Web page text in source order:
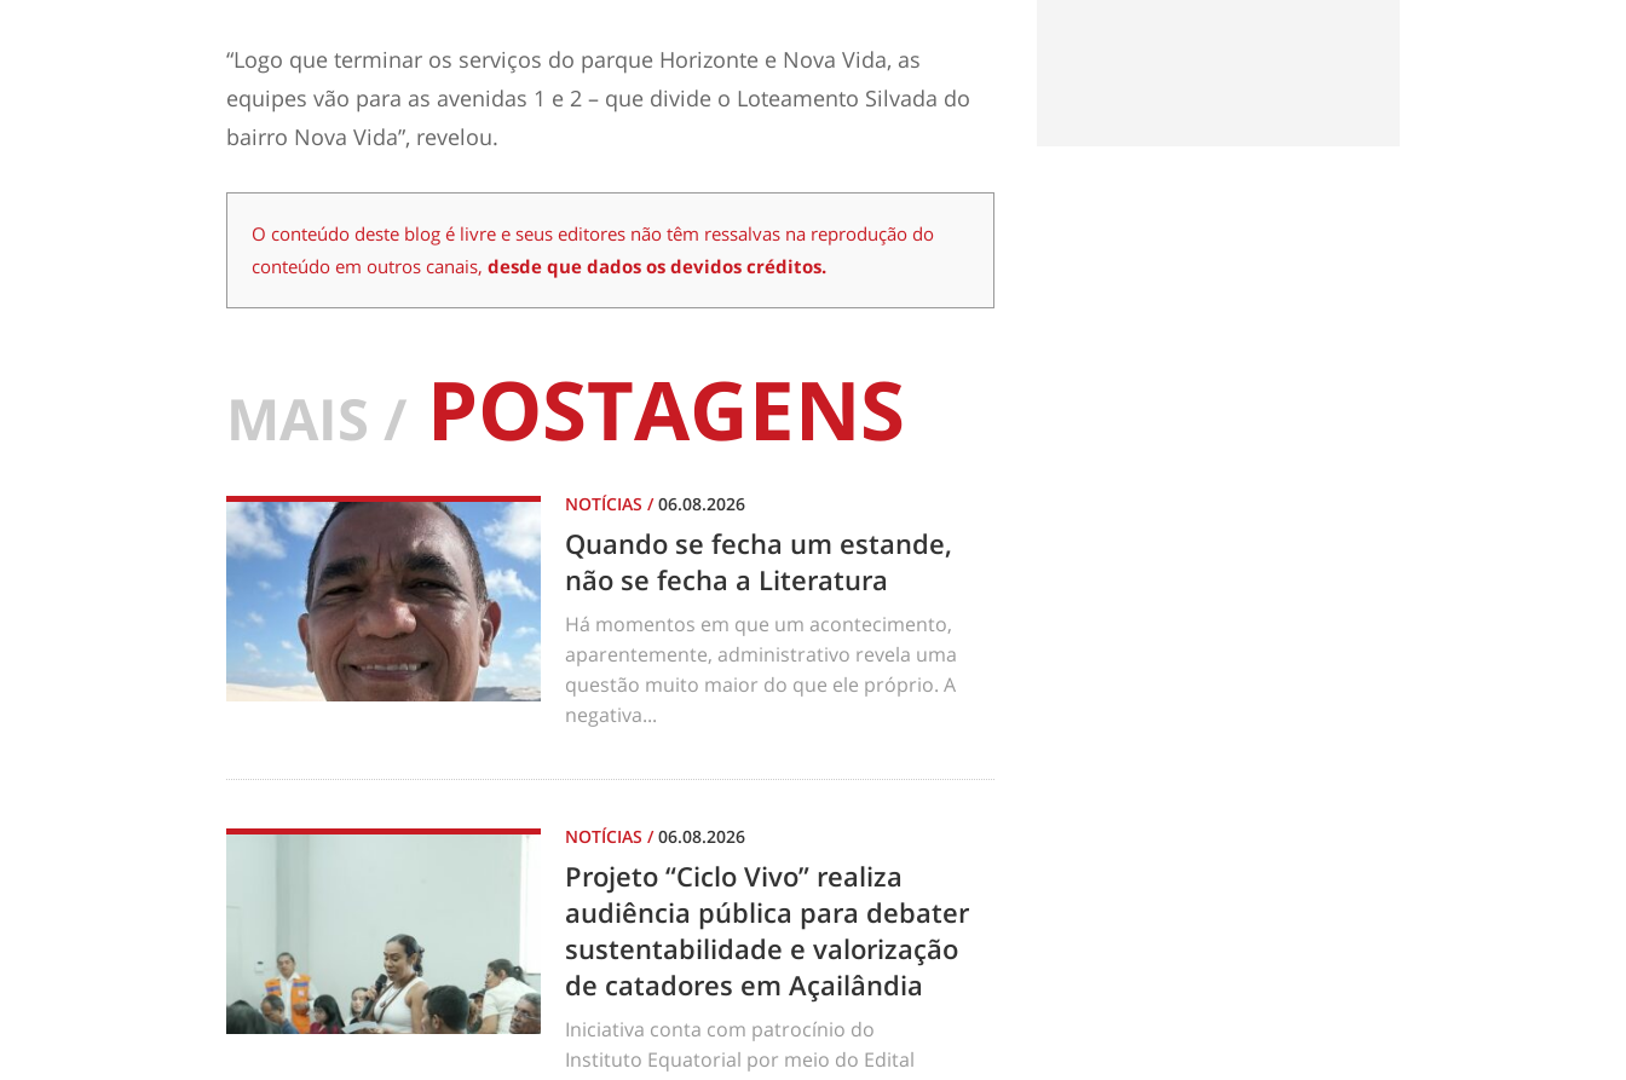
“Logo que terminar os serviços do parque Horizonte e Nova Vida, as
equipes vão para as avenidas 1 e 2 – que divide o Loteamento Silvada do
bairro Nova Vida”, revelou.
O conteúdo deste blog é livre e seus editores não têm ressalvas na reprodução do
conteúdo em outros canais, desde que dados os devidos créditos.
MAIS / POSTAGENS
NOTÍCIAS /06.08.2026
Quando se fecha um estande,
não se fecha a Literatura
Há momentos em que um acontecimento,
aparentemente, administrativo revela uma
questão muito maior do que ele próprio. A
negativa...
NOTÍCIAS /06.08.2026
Projeto “Ciclo Vivo” realiza
audiência pública para debater
sustentabilidade e valorização
de catadores em Açailândia
Iniciativa conta com patrocínio do
Instituto Equatorial por meio do Edital